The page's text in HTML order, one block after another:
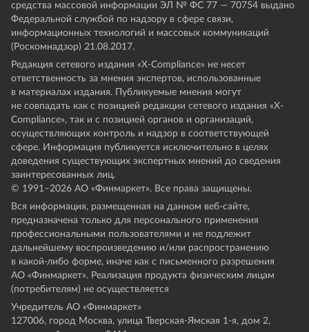
средства массовой информации ЭЛ № ФС 77 — 70754 выдано
Федеральной службой по надзору в сфере связи,
информационных технологий и массовых коммуникаций
(Роскомнадзор) 21.08.2017.
Редакция сетевого издания «X-Compliance» не несет
ответственность за мнения экспертов, использованные
в материалах издания. Публикуемые мнения могут
не совпадать как с позицией редакции сетевого издания «X-
Compliance», так и с позицией органов и организаций,
осуществляющих контроль и надзор в соответствующей
сфере. Информация публикуется исключительно в целях
доведения существующих экспертных мнений до сведения
заинтересованных лиц.
© 1991–2026 АО «Финмаркет». Все права защищены.
Вся информация, размещенная на данном веб-сайте,
предназначена только для персонального применения
профессиональными пользователями и не подлежит
дальнейшему воспроизведению и/или распространению
в какой-либо форме, иначе как с письменного разрешения
АО «Финмаркет». Реализация продукта физическим лицам
(потребителям) не осуществляется
Учредитель АО «Финмаркет»
127006, город Москва, улица Тверская-Ямская 1-я, дом 2,